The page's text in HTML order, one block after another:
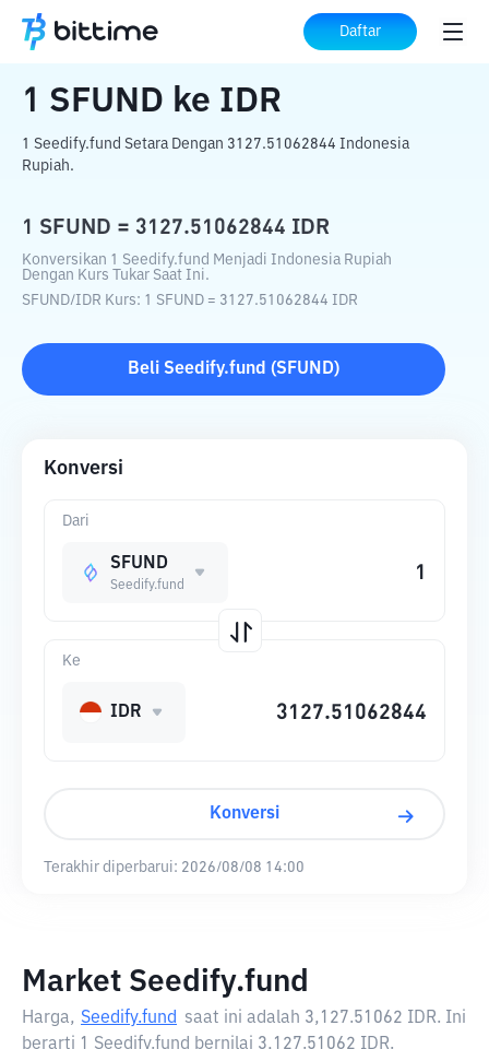
Daftar
Beranda Konverter Kripto SFUND IDR
1 SFUND ke IDR
1 Seedify.fund Setara Dengan 3127.51062844 Indonesia
Rupiah.
1 SFUND = 3127.51062844 IDR
Konversikan 1 Seedify.fund Menjadi Indonesia Rupiah
Dengan Kurs Tukar Saat Ini.
SFUND/IDR Kurs: 1 SFUND = 3127.51062844 IDR
Beli Seedify.fund (SFUND)
Konversi
Dari
SFUND
Seedify.fund
Ke
IDR
Konversi
Terakhir diperbarui: 2026/08/08 14:00
Market Seedify.fund
Harga, Seedify.fund saat ini adalah 3,127.51062 IDR. Ini
berarti 1 Seedify.fund bernilai 3,127.51062 IDR.